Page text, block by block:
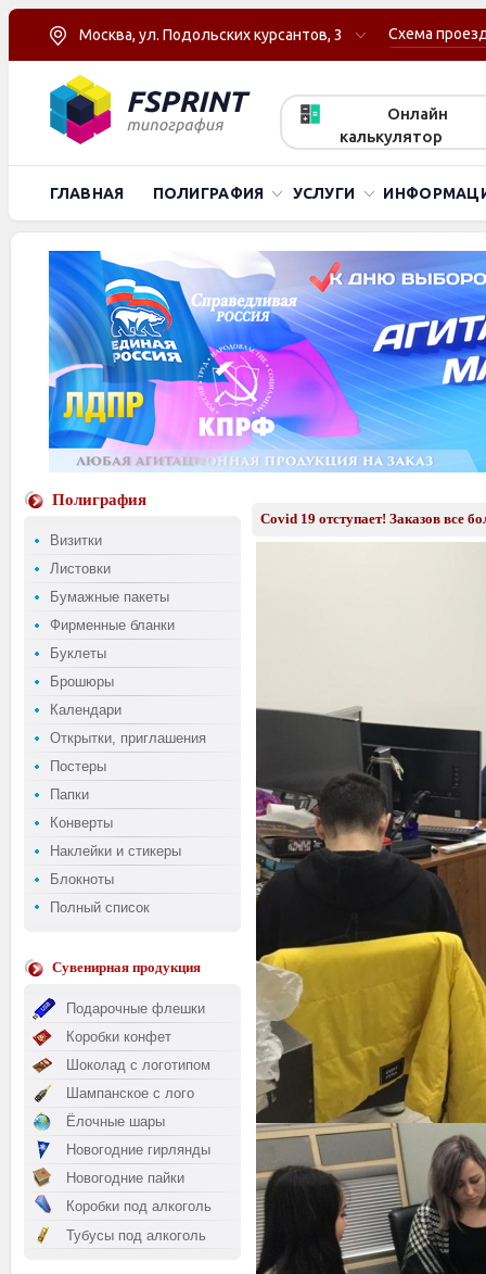
Москва, ул. Подольских курсантов, 3 Схема
Онлайн
калькулятор
ГЛАВНАЯ ПОЛИГРАФИЯ УСЛУГИ
Полиграфия
Визитки
Листовки
Бумажные пакеты
Фирменные бланки
Буклеты
Брошюры
Календари
Открытки, приглашения
Постеры
Папки
Конверты
Наклейки и стикеры
Блокноты
Полный список
Сувенирная продукция
Подарочные флешки
Коробки конфет
Шоколад с логотипом
Шампанское с лого
Ёлочные шары
Новогодние гирлянды
Новогодние пайки
Коробки под алкоголь
Тубусы под алкоголь
Covid 19 отступает! Заказов все